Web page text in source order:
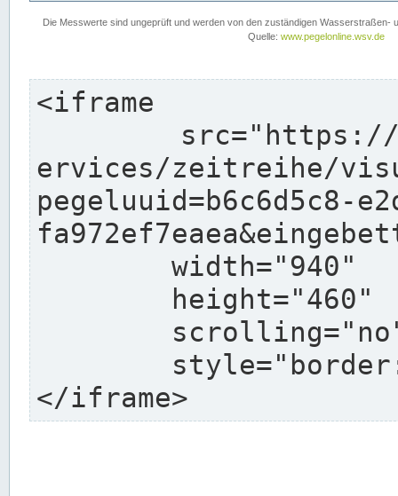
<iframe
ervices/zeitreihe/
pegeluuid=b6c6d5c8-
</iframe>